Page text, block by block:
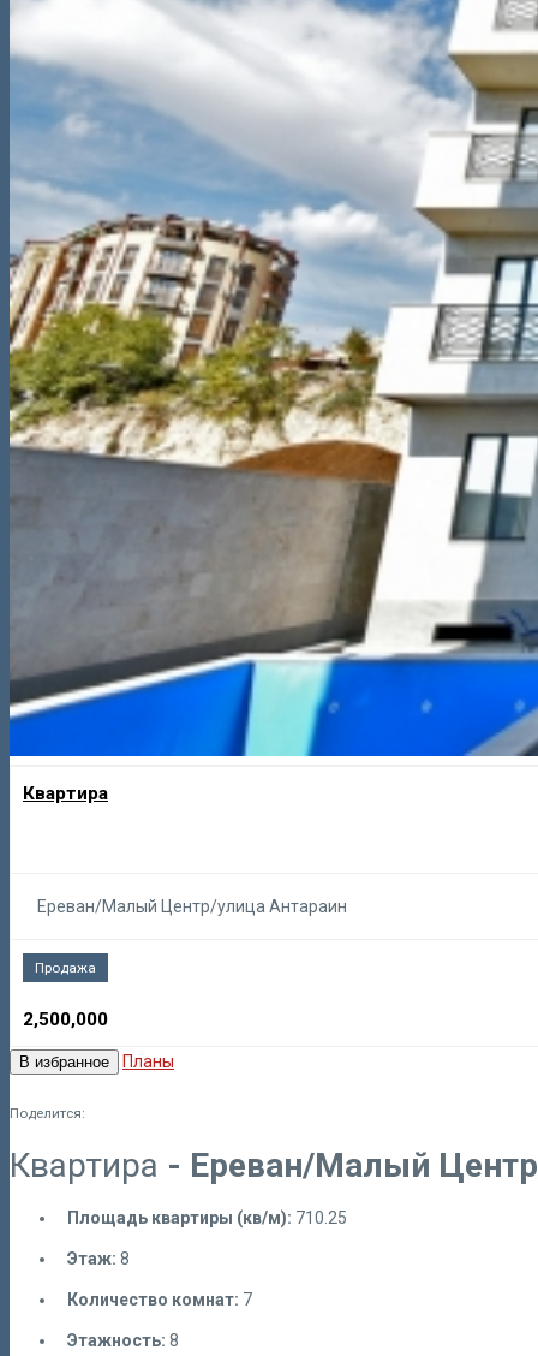
Квартира
Ереван/Малый Центр/улица Антараин
Продажа
2,500,000
В избранное Планы
Поделится:
Квартира - Ереван/Малый
Площадь квартиры (кв/м): 710.25
Этаж: 8
Количество комнат: 7
Этажность: 8